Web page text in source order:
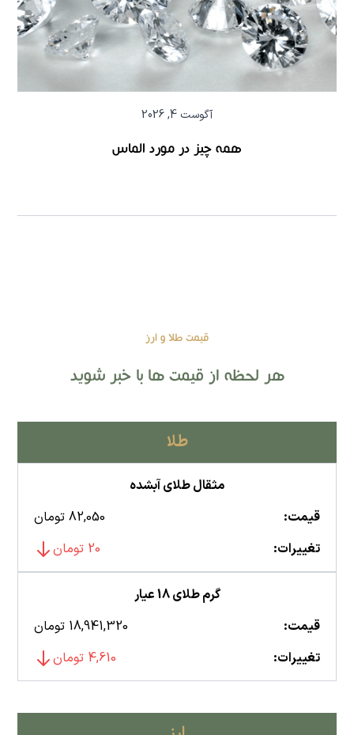
آگوست 4, 2026
همه چیز در مورد الماس
قیمت طلا و ارز
هر لحظه از قیمت ها با خبر شوید
طلا
مثقال طلای آبشده
قیمت:
82,050 تومان
تغییرات:
20 تومان
گرم طلای 18 عیار
قیمت:
18,941,320 تومان
تغییرات:
4,610 تومان